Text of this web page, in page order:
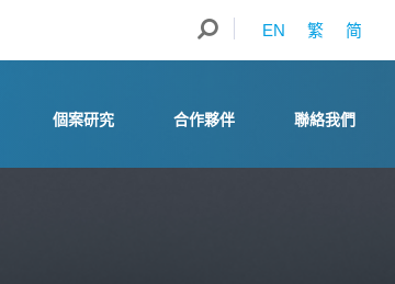
EN 繁 简
個案研究 合作夥伴 聯絡我們